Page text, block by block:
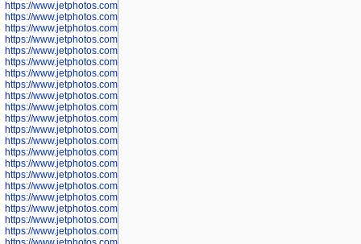
https://www.jetphotos.com/photographer/600112
https://www.jetphotos.com/photographer/600148
https://www.jetphotos.com/photographer/600151
https://www.jetphotos.com/photographer/600155
https://www.jetphotos.com/photographer/600157
https://www.jetphotos.com/photographer/600159
https://www.jetphotos.com/photographer/600161
https://www.jetphotos.com/photographer/600163
https://www.jetphotos.com/photographer/600647
https://www.jetphotos.com/photographer/600648
https://www.jetphotos.com/photographer/600649
https://www.jetphotos.com/photographer/600650
https://www.jetphotos.com/photographer/602889
https://www.jetphotos.com/photographer/602890
https://www.jetphotos.com/photographer/602891
https://www.jetphotos.com/photographer/602895
https://www.jetphotos.com/photographer/602897
https://www.jetphotos.com/photographer/602900
https://www.jetphotos.com/photographer/602904
https://www.jetphotos.com/photographer/602907
https://www.jetphotos.com/photographer/602913